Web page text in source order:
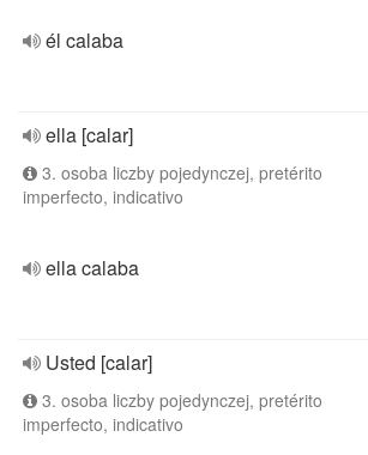
él calaba
ella [calar]
3. osoba liczby pojedynczej, pretérito
imperfecto, indicativo
ella calaba
Usted [calar]
3. osoba liczby pojedynczej, pretérito
imperfecto, indicativo